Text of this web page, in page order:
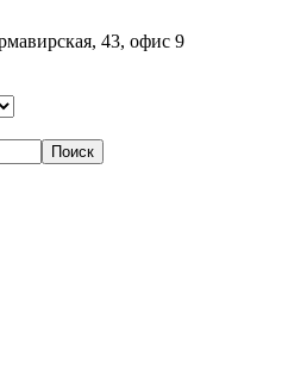
43, офис 9